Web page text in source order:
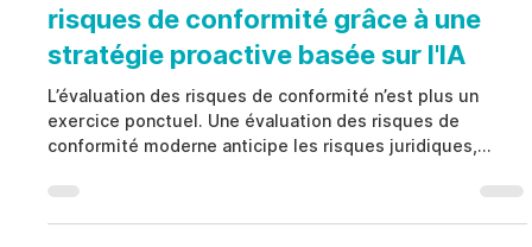
risques de conformité grâce à une
stratégie proactive basée sur l'IA
L’évaluation des risques de conformité n’est plus un
exercice ponctuel. Une évaluation des risques de
conformité moderne anticipe les risques juridiques,
sanctions ou des atteintes à la réputation. La prévention
devient un levier stratégique.